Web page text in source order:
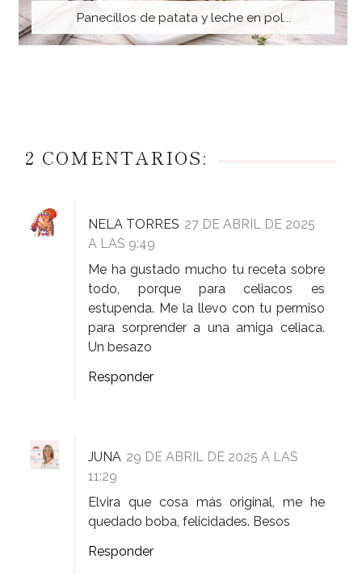
Panecillos de patata y leche en pol...
2 COMENTARIOS:
NELA TORRES 27 DE ABRIL DE 2025
A LAS 9:49
Me ha gustado mucho tu receta sobre
todo, porque para celiacos es
estupenda. Me la llevo con tu permiso
para sorprender a una amiga celiaca.
Un besazo
Responder
JUNA 29 DE ABRIL DE 2025 A LAS
11:29
Elvira que cosa más original, me he
quedado boba, felicidades. Besos
Responder